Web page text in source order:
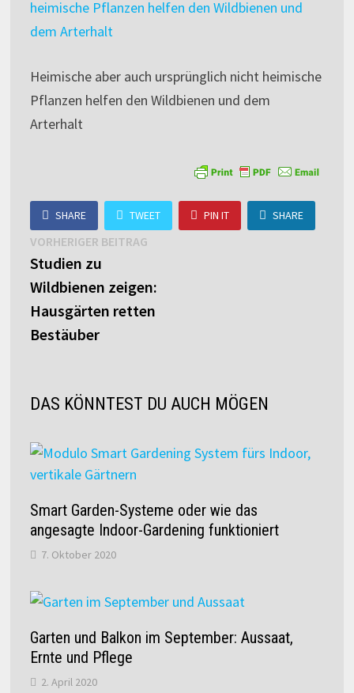
Heimische aber auch ursprünglich nicht heimische
Pflanzen helfen den Wildbienen und dem
Arterhalt
SHARE TWEET PIN IT SHARE
Beitragsnavigation
VORHERIGER BEITRAGVorheriger
Studien zu
Wildbienen zeigen:
Hausgärten retten
Bestäuber
DAS KÖNNTEST DU AUCH MÖGEN
Smart Garden-Systeme oder wie das
angesagte Indoor-Gardening funktioniert
7. Oktober 2020
Garten und Balkon im September: Aussaat,
Ernte und Pflege
2. April 2020